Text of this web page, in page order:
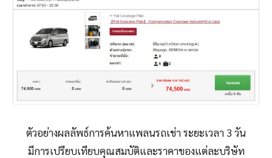
ตัวอย่างผลลัพธ์การค้นหาแพลนรถเช่า ระยะเวลา 3 วัน
มีการเปรียบเทียบคุณสมบัติและราคาของแต่ละบริษัท